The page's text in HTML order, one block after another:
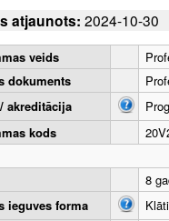
atjaunots: 2024-10-30
veids
dokuments
akreditācija
kods
8
ieguves forma